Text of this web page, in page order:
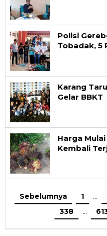
Polisi
Tobadak, 5
Karang
Gelar BBKT
Harga
Kembali
Sebelumnya 1 …
338
…